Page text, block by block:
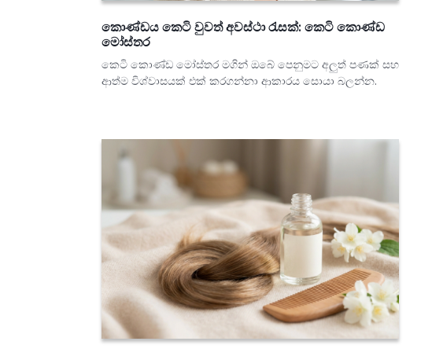
කොණ්ඩය කෙටි වුවත් අවස්ථා රැසක්: කෙටි කොණ්ඩ
මෝස්තර
කෙටි කොණ්ඩ මෝස්තර මගින් ඔබේ පෙනුමට අලුත් පණක් සහ
ආත්ම විශ්වාසයක් එක් කරගන්නා ආකාරය සොයා බලන්න.